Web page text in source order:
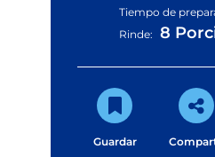
Tiempo de
Rinde: 8
Guardar